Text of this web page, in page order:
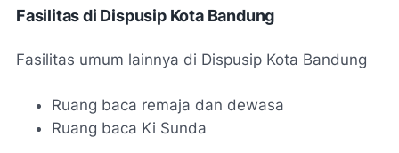
Fasilitas di Dispusip Kota Bandung
Fasilitas umum lainnya di Dispusip Kota Bandung
Ruang baca remaja dan dewasa
Ruang baca Ki Sunda